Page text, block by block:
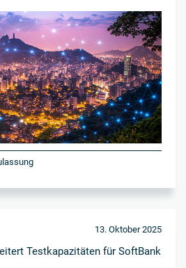
13. Oktober 2025
Testkapazitäten für SoftBank